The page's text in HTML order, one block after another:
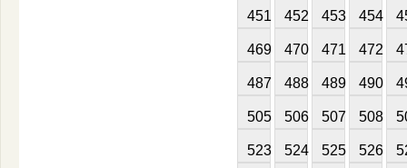
451 452 453 454
469 470 471 472
487 488 489 490
505 506 507 508
523 524 525 526